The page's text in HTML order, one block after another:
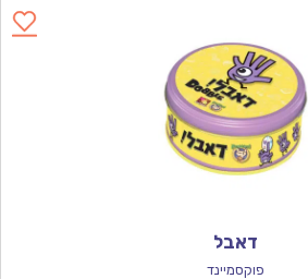
דאבל
פוקסמיינד